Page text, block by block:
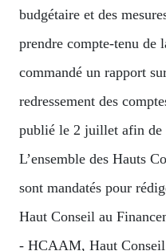
budgétaire et des
prendre compte-tenu de
commandé un rapport
redressement des
publié le 2 juillet afin de
L’ensemble des Hauts
sont mandatés pour
Haut Conseil au
- HCAAM, Haut Conseil